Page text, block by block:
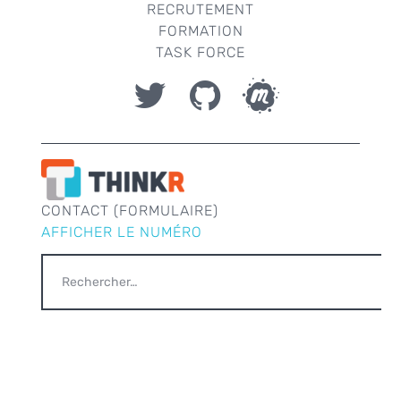
RECRUTEMENT
FORMATION
TASK FORCE
CONTACT (FORMULAIRE)
AFFICHER LE NUMÉRO
RECHERCHER :